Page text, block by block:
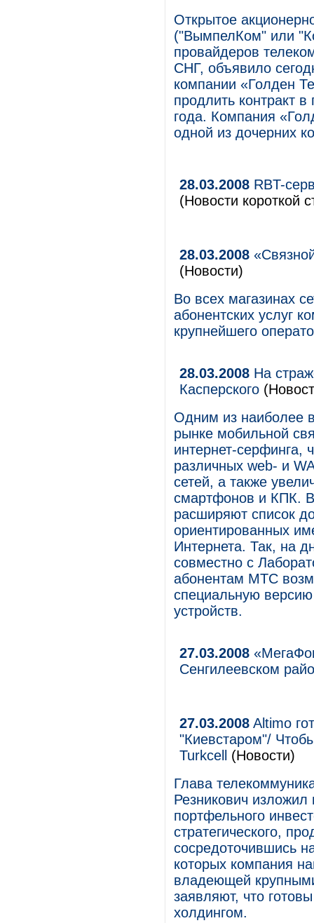
Открытое
("ВымпелКом" или
провайдеров
СНГ, объявило
компании «Голден
продлить контракт
года. Компания
одной из дочерних
28.03.2008 RBT-
(Новости короткой
28.03.2008
(Новости)
Во всех магазинах
абонентских услуг
крупнейшего
28.03.2008 На
Касперского
Одним из наиболее
рынке мобильной
интернет-серфинга,
различных web- и
сетей, а также
смартфонов и КПК. В
расширяют список
ориентированных
Интернета. Так, на
совместно с
абонентам МТС
специальную
устройств.
27.03.2008
Cенгилеевском
27.03.2008 Altimo
"Киевстаром"/
Turkcell
(Новости)
Глава
Резникович
портфельного
стратегического,
сосредоточившись
которых компания
владеющей
заявляют, что
холдингом.